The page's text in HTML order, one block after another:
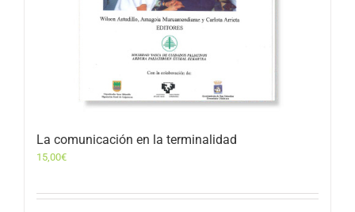
La comunicación en la terminalidad
15,00€